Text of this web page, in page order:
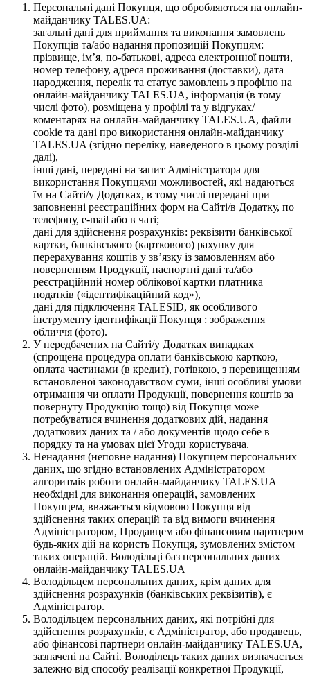
Персональні дані Покупця, що обробляються на онлайн-
майданчику TALES.UA:
загальні дані для приймання та виконання замовлень
Покупців та/або надання пропозицій Покупцям:
прізвище, ім’я, по-батькові, адреса електронної пошти,
номер телефону, адреса проживання (доставки), дата
народження, перелік та статус замовлень з профілю на
онлайн-майданчику TALES.UA, інформація (в тому
числі фото), розміщена у профілі та у відгуках/
коментарях на онлайн-майданчику TALES.UA, файли
cookie та дані про використання онлайн-майданчику
TALES.UA (згідно переліку, наведеного в цьому розділі
далі),
інші дані, передані на запит Адміністратора для
використання Покупцями можливостей, які надаються
їм на Сайті/у Додатках, в тому числі передані при
заповненні реєстраційних форм на Сайті/в Додатку, по
телефону, e-mail або в чаті;
дані для здійснення розрахунків: реквізити банківської
картки, банківського (карткового) рахунку для
перерахування коштів у зв’язку із замовленням або
поверненням Продукції, паспортні дані та/або
реєстраційний номер облікової картки платника
податків («ідентифікаційний код»),
дані для підключення TALESID, як особливого
інструменту ідентифікації Покупця : зображення
обличчя (фото).
У передбачених на Сайті/у Додатках випадках
(спрощена процедура оплати банківською карткою,
оплата частинами (в кредит), готівкою, з перевищенням
встановленої законодавством суми, інші особливі умови
отримання чи оплати Продукції, повернення коштів за
повернуту Продукцію тощо) від Покупця може
потребуватися вчинення додаткових дій, надання
додаткових даних та / або документів щодо себе в
порядку та на умовах цієї Угоди користувача.
Ненадання (неповне надання) Покупцем персональних
даних, що згідно встановлених Адміністратором
алгоритмів роботи онлайн-майданчику TALES.UA
необхідні для виконання операцій, замовлених
Покупцем, вважається відмовою Покупця від
здійснення таких операцій та від вимоги вчинення
Адміністратором, Продавцем або фінансовим партнером
будь-яких дій на користь Покупця, зумовлених змістом
таких операцій. Володільці баз персональних даних
онлайн-майданчику TALES.UA
Володільцем персональних даних, крім даних для
здійснення розрахунків (банківських реквізитів), є
Адміністратор.
Володільцем персональних даних, які потрібні для
здійснення розрахунків, є Адміністратор, або продавець,
або фінансові партнери онлайн-майданчику TALES.UA,
зазначені на Сайті. Володілець таких даних визначається
залежно від способу реалізації конкретної Продукції,